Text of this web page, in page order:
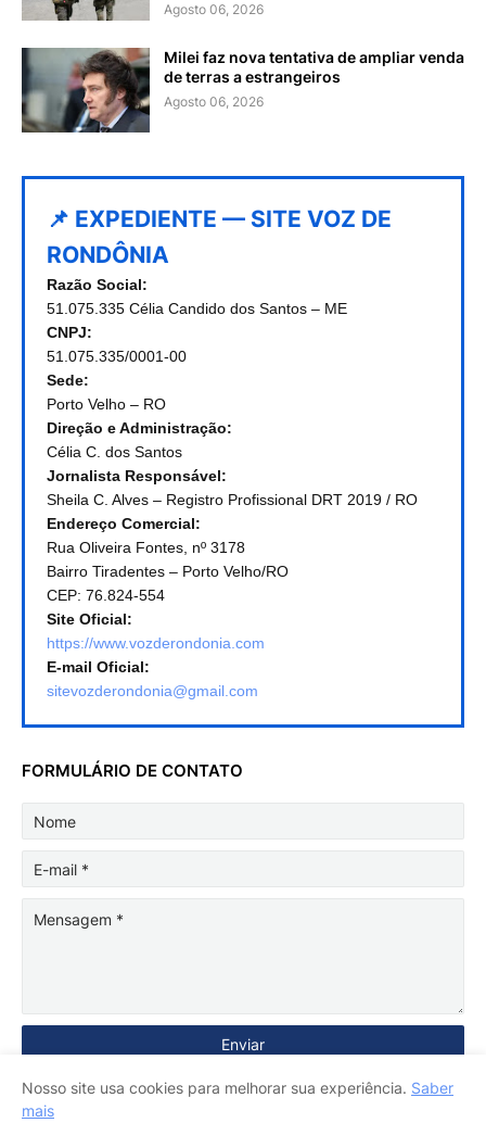
Agosto 06, 2026
Milei faz nova tentativa de ampliar venda
de terras a estrangeiros
Agosto 06, 2026
📌 EXPEDIENTE — SITE VOZ DE
RONDÔNIA
Razão Social:
51.075.335 Célia Candido dos Santos – ME
CNPJ:
51.075.335/0001-00
Sede:
Porto Velho – RO
Direção e Administração:
Célia C. dos Santos
Jornalista Responsável:
Sheila C. Alves – Registro Profissional DRT 2019 / RO
Endereço Comercial:
Rua Oliveira Fontes, nº 3178
Bairro Tiradentes – Porto Velho/RO
CEP: 76.824-554
Site Oficial:
https://www.vozderondonia.com
E-mail Oficial:
sitevozderondonia@gmail.com
FORMULÁRIO DE CONTATO
Nosso site usa cookies para melhorar sua experiência. Saber
mais